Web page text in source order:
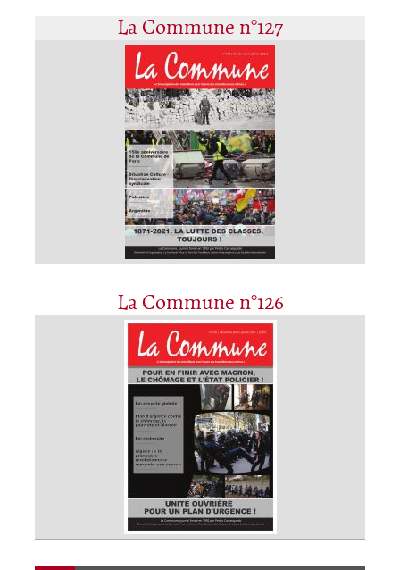
La Commune n°127
La Commune n°126